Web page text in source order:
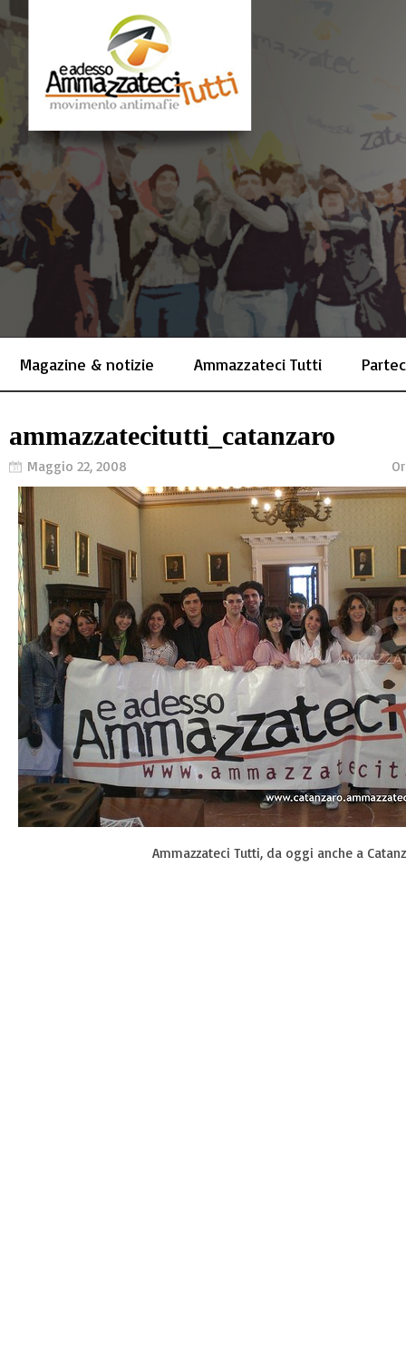
Magazine & notizie Ammazzateci Tutti
ammazzatecitutti_catanzaro
Maggio 22, 2008
Ammazzateci Tutti, da oggi anche a